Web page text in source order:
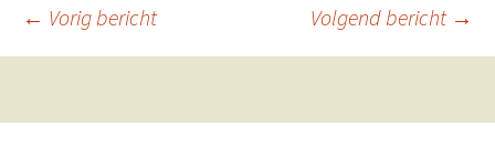
Berichtnavigatie
← Vorig bericht Volgend bericht →